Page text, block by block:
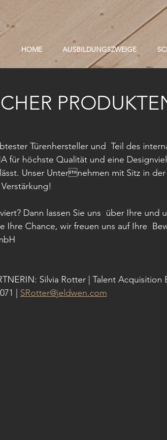
HOME AUSBILDUNGSZWEIGE
Türenhersteller und  Teil des
für höchste Qualität und eine
Unser Unternehmen mit Sitz in
Dann lassen Sie uns  über Ihre und
Ihre Chance, wir freuen uns auf Ihre
Silvia Rotter | Talent Acquisition
| SRotter@jeldwen.com